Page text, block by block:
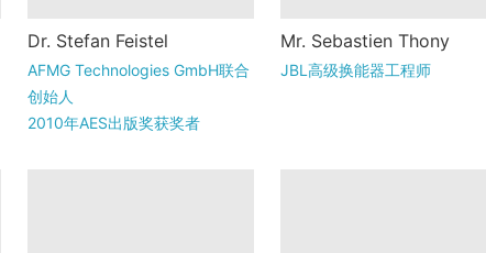
国柏林洪堡大学获得物理
学硕士学位。2014年，他
在亚琛工业大学技术声学
系获得音响...
Dr. Stefan Feistel
AFMG Technologies GmbH联合
创始人
2010年AES出版奖获奖者
国格勒诺布尔。2014年，
他毕业于法国尼斯的音频
Mr. Sebastien Thony
JBL高级换能器工程师